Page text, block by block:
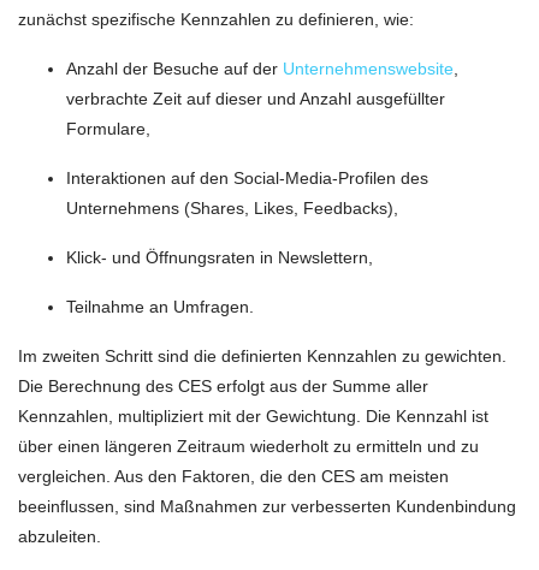
zunächst spezifische Kennzahlen zu definieren, wie:
Anzahl der Besuche auf der Unternehmenswebsite
verbrachte Zeit auf dieser und Anzahl ausgefüllter
Formulare,
Interaktionen auf den Social-Media-Profilen des
Unternehmens (Shares, Likes, Feedbacks),
Klick- und Öffnungsraten in Newslettern,
Teilnahme an Umfragen.
Im zweiten Schritt sind die definierten Kennzahlen zu gewichten.
Die Berechnung des CES erfolgt aus der Summe aller
Kennzahlen, multipliziert mit der Gewichtung. Die Kennzahl ist
über einen längeren Zeitraum wiederholt zu ermitteln und zu
vergleichen. Aus den Faktoren, die den CES am meisten
beeinflussen, sind Maßnahmen zur verbesserten Kundenbindung
abzuleiten.